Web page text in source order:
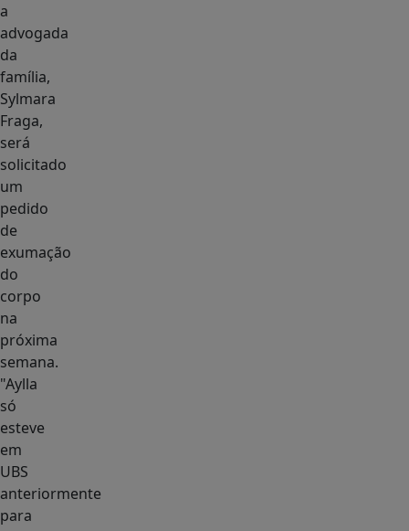
a
advogada
da
família,
Sylmara
Fraga,
será
solicitado
um
pedido
de
exumação
do
corpo
na
próxima
semana.
"Aylla
só
esteve
em
UBS
anteriormente
para